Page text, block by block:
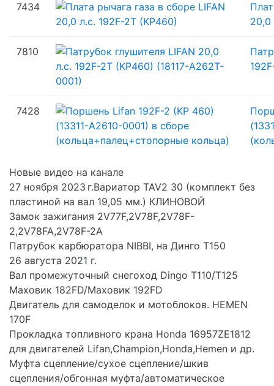
7434
20,0
7810
7428
Новые видео на канале
27 ноября 2023 г.Вариатор TAV2 30 (комплект без
пластиной на вал 19,05 мм.) КЛИНОВОЙ
Замок зажигания 2V77F,2V78F,2V78F-
2,2V78FA,2V78F-2A
Патрубок карбюратора NIBBI, на Динго Т150
26 августа 2021 г.
Вал промежуточный снегоход Dingo T110/T125
Маховик 182FD/Маховик 192FD
Двигатель для самоделок и мотоблоков. HEMEN
170F
Прокладка топливного крана Honda 16957ZE1812
для двигателей Lifan,Champion,Honda,Hemen и др.
Муфта сцепление/сухое сцепление/шкив
сцепления/обгонная муфта/автоматическое